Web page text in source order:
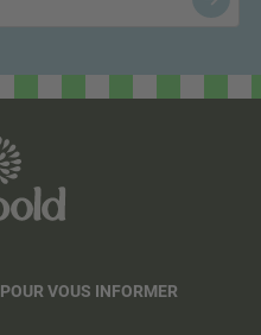
POUR VOUS INFORMER